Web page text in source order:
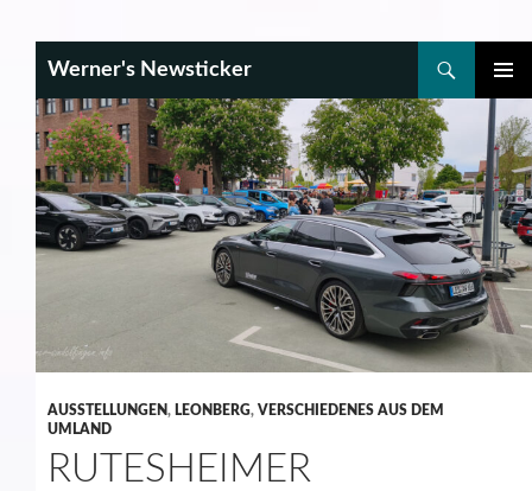
Werner's Newsticker
MENU
TO
CONTENT
AUSSTELLUNGEN, LEONBERG, VERSCHIEDENES AUS DEM
UMLAND
RUTESHEIMER